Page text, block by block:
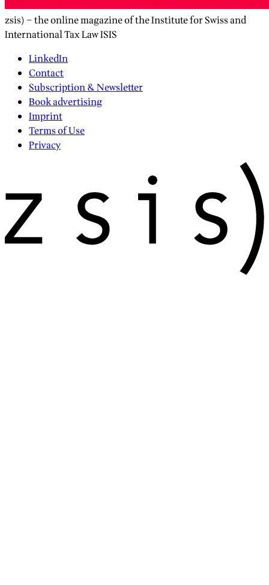
zsis) – the online magazine of the Institute for Swiss and
International Tax Law ISIS
LinkedIn
Contact
Subscription & Newsletter
Book advertising
Imprint
Terms of Use
Privacy